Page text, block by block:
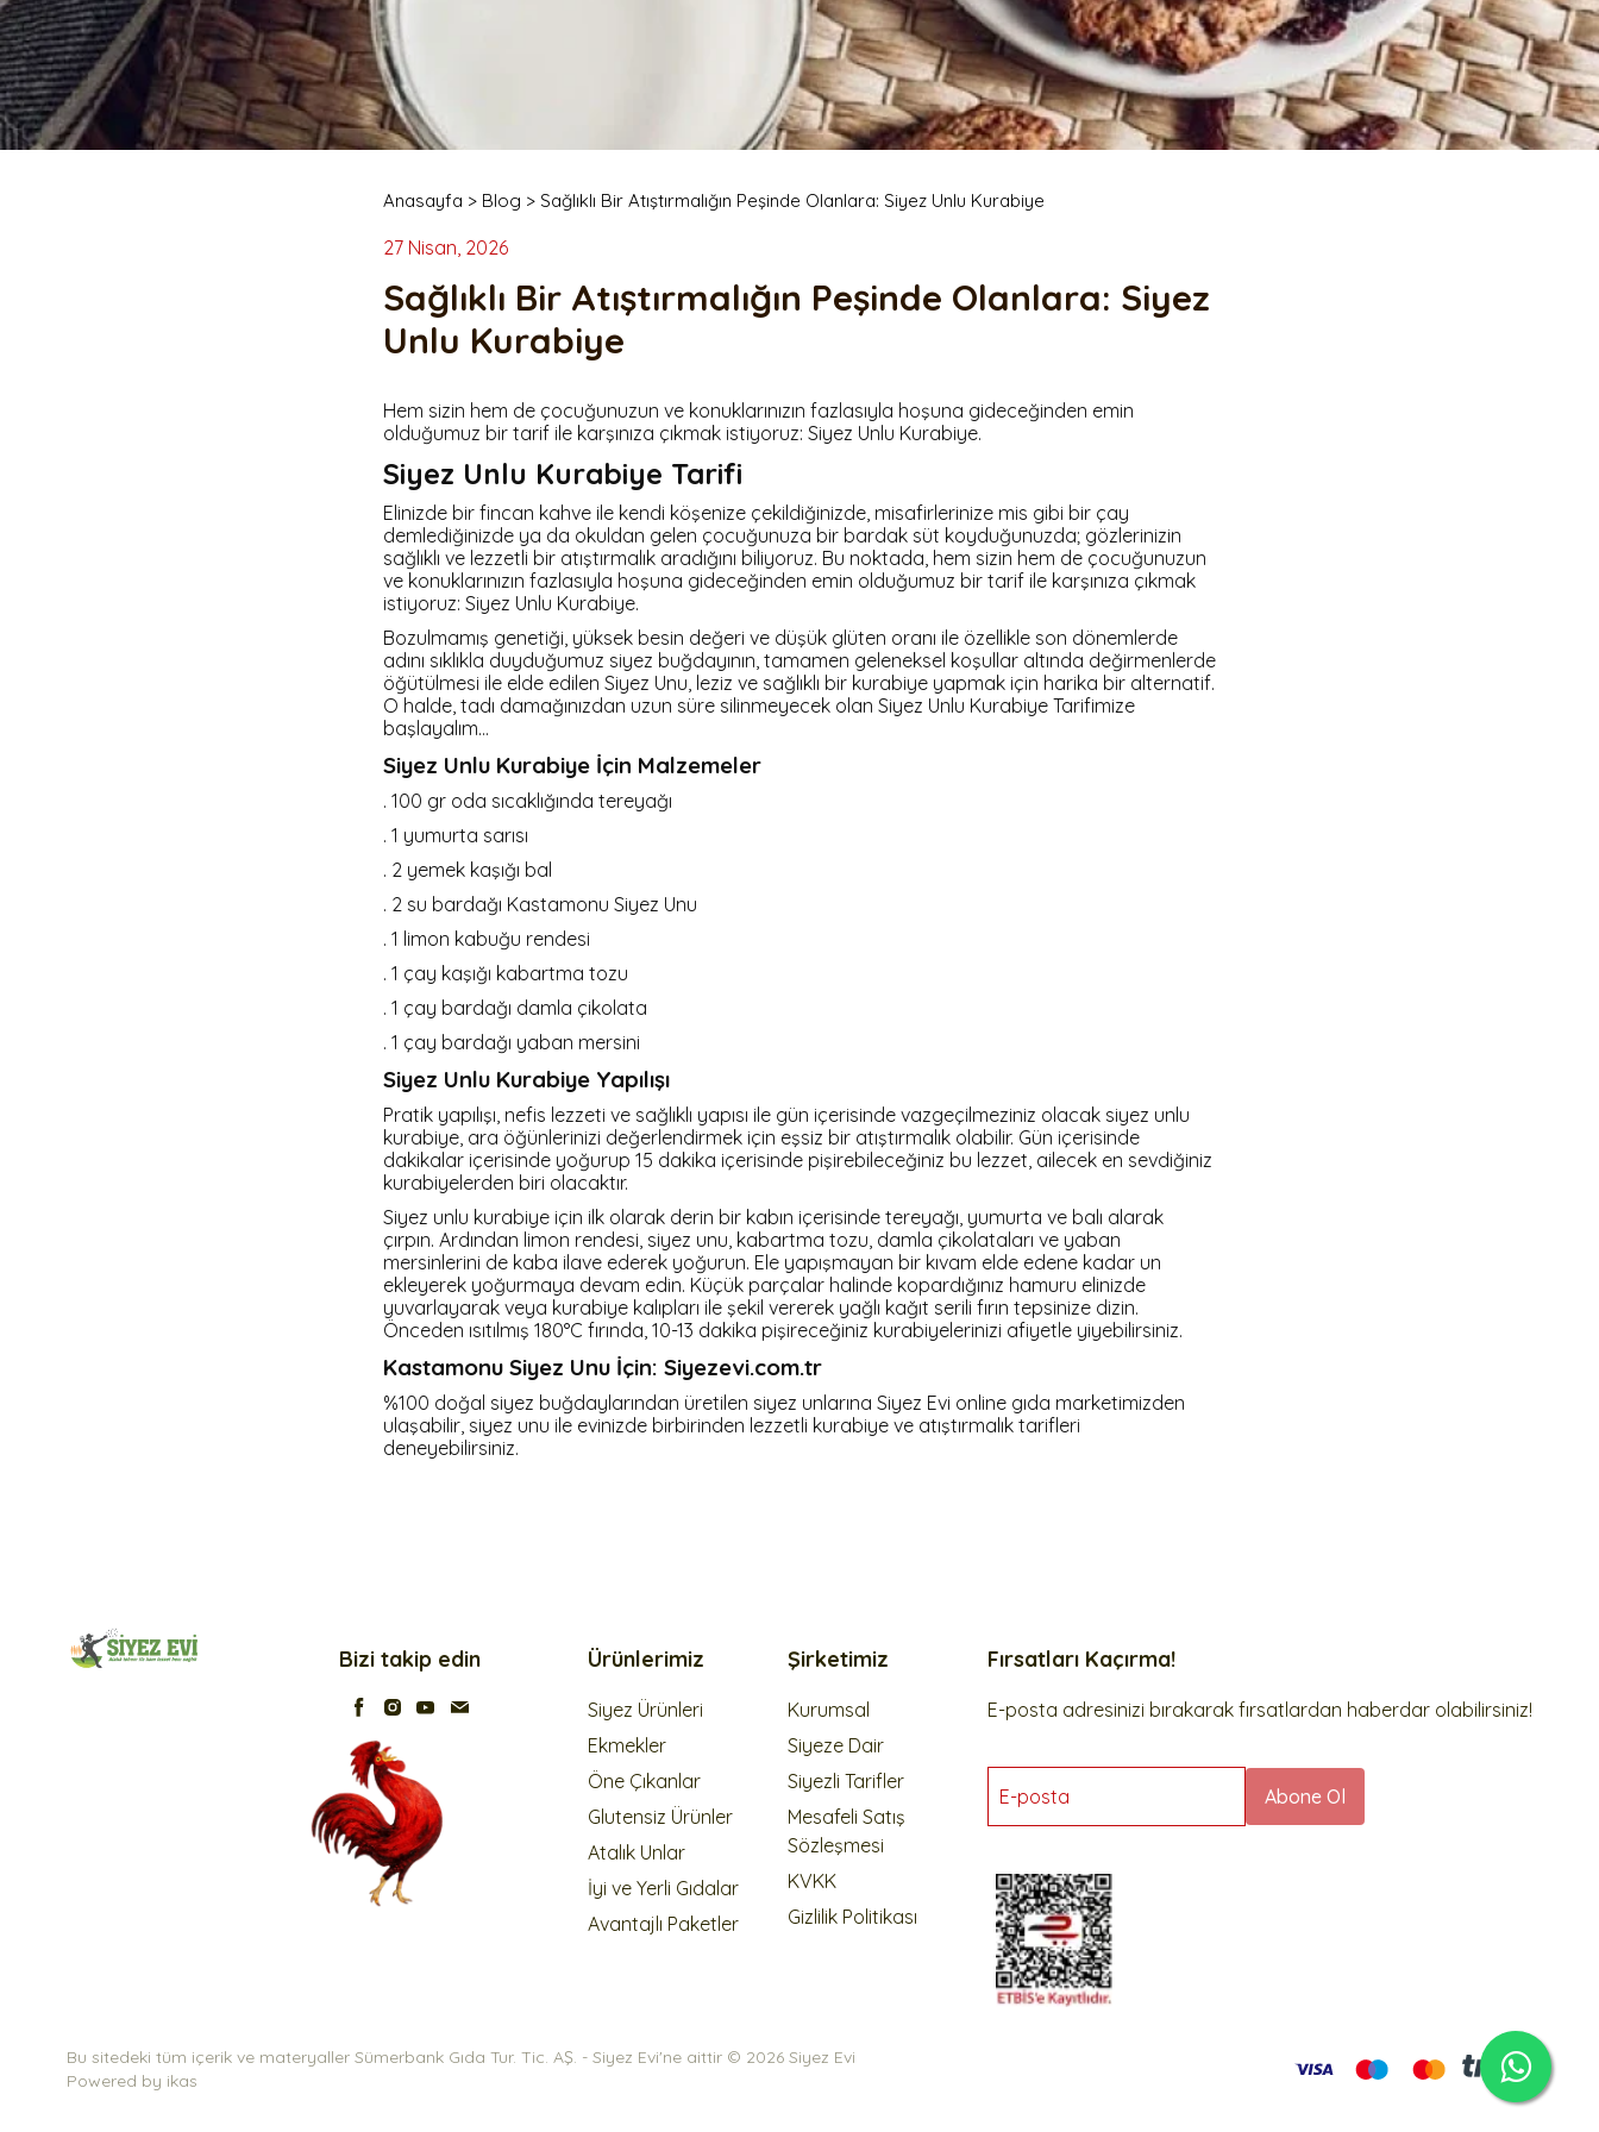
Kuru Domatesli
Poğaça
Siyez Unlu Kurutulmuş
Domatesli Poğaça
Şekersiz Glütensiz Çikolata
Topu
Siyez Unlu Mini Simit
Şekersiz Bebe Bisküvisi
Zerdeçallı Kurabiye
Siyez Unu 1 Kg
Siyez Unu 3'lü 1 Kg
Siyez Unu 5'li 1 Kg
Siyez Unu 5 Kg
Siyez Unu 25 Kg
Ekmeği
Zeytin Ezmeli Kapya Biberli Grisini
Pancarlı Grisini
Anasayfa > Blog > Sağlıklı Bir Atıştırmalığın Peşinde Olanlara: Siyez Unlu Kurabiye
27 Nisan, 2026
Sağlıklı Bir Atıştırmalığın Peşinde Olanlara: Siyez
Unlu Kurabiye
Hem sizin hem de çocuğunuzun ve konuklarınızın fazlasıyla hoşuna gideceğinden emin
olduğumuz bir tarif ile karşınıza çıkmak istiyoruz: Siyez Unlu Kurabiye.
Siyez Unlu Kurabiye Tarifi
Elinizde bir fincan kahve ile kendi köşenize çekildiğinizde, misafirlerinize mis gibi bir çay
demlediğinizde ya da okuldan gelen çocuğunuza bir bardak süt koyduğunuzda; gözlerinizin
sağlıklı ve lezzetli bir atıştırmalık aradığını biliyoruz. Bu noktada, hem sizin hem de çocuğunuzun
ve konuklarınızın fazlasıyla hoşuna gideceğinden emin olduğumuz bir tarif ile karşınıza çıkmak
istiyoruz: Siyez Unlu Kurabiye.
Bozulmamış genetiği, yüksek besin değeri ve düşük glüten oranı ile özellikle son dönemlerde
adını sıklıkla duyduğumuz siyez buğdayının, tamamen geleneksel koşullar altında değirmenlerde
öğütülmesi ile elde edilen Siyez Unu, leziz ve sağlıklı bir kurabiye yapmak için harika bir alternatif.
O halde, tadı damağınızdan uzun süre silinmeyecek olan Siyez Unlu Kurabiye Tarifimize
başlayalım…
Siyez Unlu Kurabiye İçin Malzemeler
. 100 gr oda sıcaklığında tereyağı
. 1 yumurta sarısı
. 2 yemek kaşığı bal
. 2 su bardağı Kastamonu Siyez Unu
. 1 limon kabuğu rendesi
. 1 çay kaşığı kabartma tozu
. 1 çay bardağı damla çikolata
. 1 çay bardağı yaban mersini
Siyez Unlu Kurabiye Yapılışı
Pratik yapılışı, nefis lezzeti ve sağlıklı yapısı ile gün içerisinde vazgeçilmeziniz olacak siyez unlu
kurabiye, ara öğünlerinizi değerlendirmek için eşsiz bir atıştırmalık olabilir. Gün içerisinde
dakikalar içerisinde yoğurup 15 dakika içerisinde pişirebileceğiniz bu lezzet, ailecek en sevdiğiniz
kurabiyelerden biri olacaktır.
Siyez unlu kurabiye için ilk olarak derin bir kabın içerisinde tereyağı, yumurta ve balı alarak
çırpın. Ardından limon rendesi, siyez unu, kabartma tozu, damla çikolataları ve yaban
mersinlerini de kaba ilave ederek yoğurun. Ele yapışmayan bir kıvam elde edene kadar un
ekleyerek yoğurmaya devam edin. Küçük parçalar halinde kopardığınız hamuru elinizde
yuvarlayarak veya kurabiye kalıpları ile şekil vererek yağlı kağıt serili fırın tepsinize dizin.
Önceden ısıtılmış 180°C fırında, 10-13 dakika pişireceğiniz kurabiyelerinizi afiyetle yiyebilirsiniz.
Kastamonu Siyez Unu İçin: Siyezevi.com.tr
%100 doğal siyez buğdaylarından üretilen siyez unlarına Siyez Evi online gıda marketimizden
ulaşabilir, siyez unu ile evinizde birbirinden lezzetli kurabiye ve atıştırmalık tarifleri
deneyebilirsiniz.
Bizi takip edin Ürünlerimiz
Siyez Ürünleri
Ekmekler
Öne Çıkanlar
Glutensiz Ürünler
Atalık Unlar
İyi ve Yerli Gıdalar
Avantajlı Paketler
Şirketimiz
Kurumsal
Siyeze Dair
Siyezli Tarifler
Mesafeli Satış
Sözleşmesi
KVKK
Gizlilik Politikası
Fırsatları Kaçırma!
E-posta adresinizi bırakarak fırsatlardan haberdar olabilirsiniz!
E-posta Abone Ol
Bu sitedeki tüm içerik ve materyaller Sümerbank Gıda Tur. Tic. AŞ. - Siyez Evi'ne aittir © 2026 Siyez Evi
Powered by ikas